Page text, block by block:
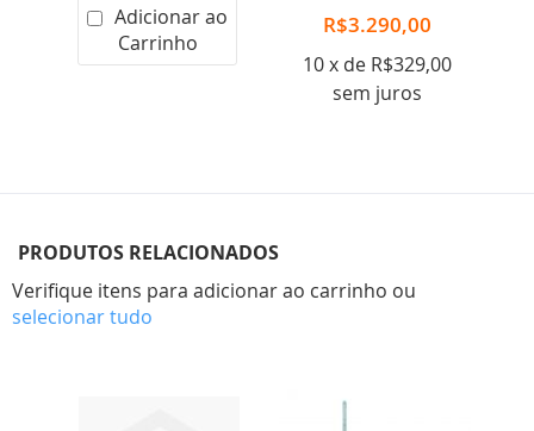
Adicionar ao
Carrinho
R$3.290,00
10 x de R$329,00
sem juros
PRODUTOS RELACIONADOS
Verifique itens para adicionar ao carrinho ou
selecionar tudo